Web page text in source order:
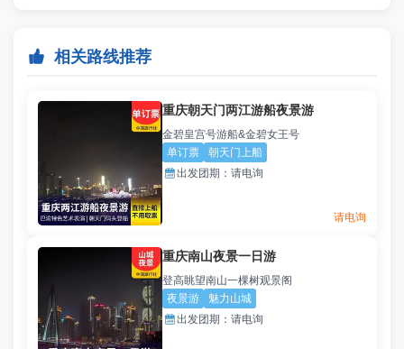
 相关路线推荐
重庆朝天门两江游船夜景游
金碧皇宫号游船&金碧女王号
单订票
朝天门上船
出发团期：请电询
请电询
重庆南山夜景一日游
登高眺望南山一棵树观景阁
夜景游
魅力山城
出发团期：请电询